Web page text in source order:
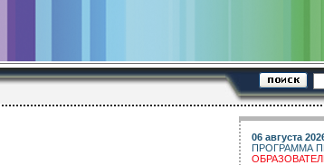
06 августа
ПРОГРАММА